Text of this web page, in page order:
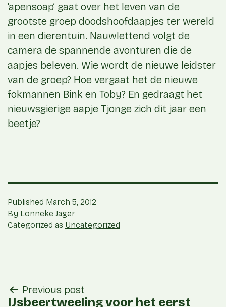
‘apensoap’ gaat over het leven van de
grootste groep doodshoofdaapjes ter wereld
in een dierentuin. Nauwlettend volgt de
camera de spannende avonturen die de
aapjes beleven. Wie wordt de nieuwe leidster
van de groep? Hoe vergaat het de nieuwe
fokmannen Bink en Toby? En gedraagt het
nieuwsgierige aapje Tjonge zich dit jaar een
beetje?
Published March 5, 2012
By Lonneke Jager
Categorized as Uncategorized
post
Previous post
IJsbeertweeling voor het eerst